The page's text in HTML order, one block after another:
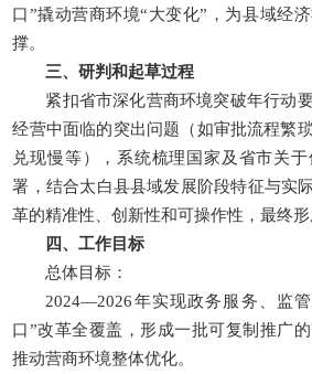
口”撬动营商环境“大变化”，为县域经
撑。
三、研判和起草过程
紧扣省市深化营商环境突破年行动
经营中面临的突出问题（如审批流程繁
兑现慢等），系统梳理国家及省市关
署，结合太白县县域发展阶段特征与实
革的精准性、创新性和可操作性，最终形
四、工作目标
总体目标：
2024—2026年实现政务服务、监
口”改革全覆盖，形成一批可复制推广
推动营商环境整体优化。